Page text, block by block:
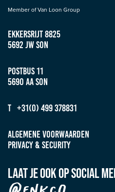
Member of Van Loon Group
Ekkersrijt 8825
5692 JW Son
Postbus 11
5690 AA Son
T +31(0) 499 378831
Algemene Voorwaarden
Privacy & Security
Laat je ook op social